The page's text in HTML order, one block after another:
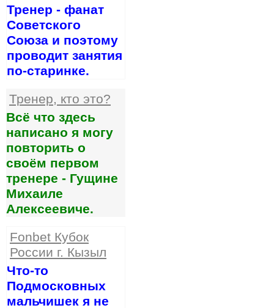
Тренер - фанат
Советского
Союза и поэтому
проводит занятия
по-старинке.
Тренер, кто это?
Всё что здесь
написано я могу
повторить о
своём первом
тренере - Гущине
Михаиле
Алексеевиче.
Fonbet Кубок
России г. Кызыл
Что-то
Подмосковных
мальчишек я не